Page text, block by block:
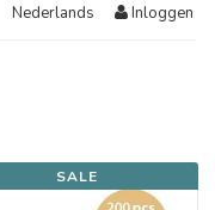
Nederlands Inloggen
SALE